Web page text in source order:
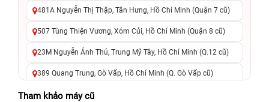
481A Nguyễn Thị Thập, Tân Hưng, Hồ Chí Minh (Quận 7 cũ)
507 Tùng Thiện Vương, Xóm Củi, Hồ Chí Minh (Quận 8 cũ)
23M Nguyễn Ảnh Thủ, Trung Mỹ Tây, Hồ Chí Minh (Q.12 cũ)
389 Quang Trung, Gò Vấp, Hồ Chí Minh (Q. Gò Vấp cũ)
625 - 625A Âu Cơ, Tân Phú, Hồ Chí Minh (Quận Tân Phú cũ)
Tham khảo máy cũ